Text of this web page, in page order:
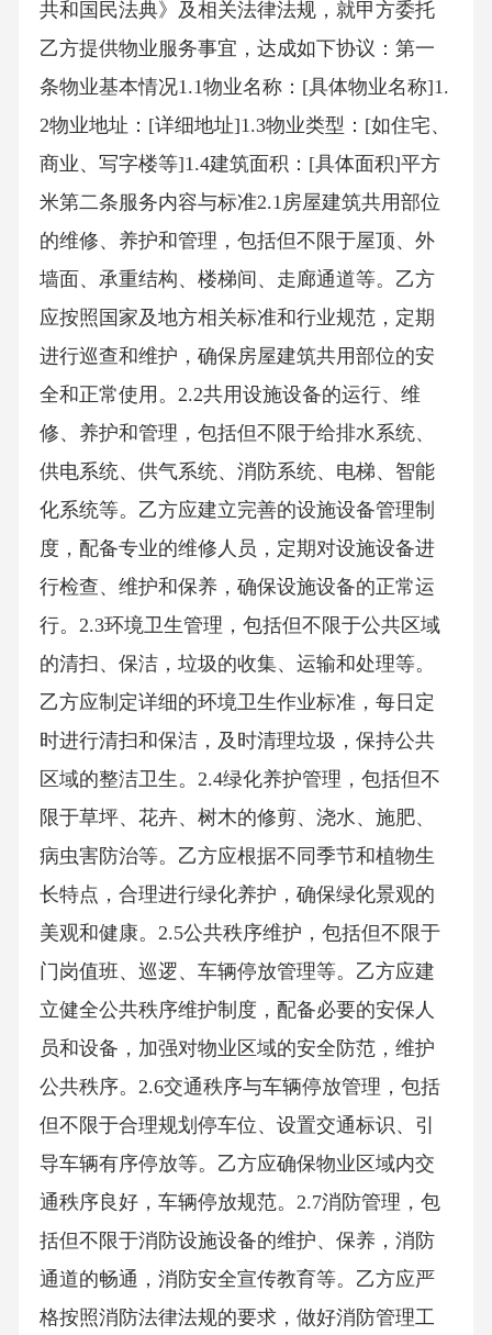
共和国民法典》及相关法律法规，就甲方委托
乙方提供物业服务事宜，达成如下协议：第一
条物业基本情况1.1物业名称：[具体物业名称]1.
2物业地址：[详细地址]1.3物业类型：[如住宅、
商业、写字楼等]1.4建筑面积：[具体面积]平方
米第二条服务内容与标准2.1房屋建筑共用部位
的维修、养护和管理，包括但不限于屋顶、外
墙面、承重结构、楼梯间、走廊通道等。乙方
应按照国家及地方相关标准和行业规范，定期
进行巡查和维护，确保房屋建筑共用部位的安
全和正常使用。2.2共用设施设备的运行、维
修、养护和管理，包括但不限于给排水系统、
供电系统、供气系统、消防系统、电梯、智能
化系统等。乙方应建立完善的设施设备管理制
度，配备专业的维修人员，定期对设施设备进
行检查、维护和保养，确保设施设备的正常运
行。2.3环境卫生管理，包括但不限于公共区域
的清扫、保洁，垃圾的收集、运输和处理等。
乙方应制定详细的环境卫生作业标准，每日定
时进行清扫和保洁，及时清理垃圾，保持公共
区域的整洁卫生。2.4绿化养护管理，包括但不
限于草坪、花卉、树木的修剪、浇水、施肥、
病虫害防治等。乙方应根据不同季节和植物生
长特点，合理进行绿化养护，确保绿化景观的
美观和健康。2.5公共秩序维护，包括但不限于
门岗值班、巡逻、车辆停放管理等。乙方应建
立健全公共秩序维护制度，配备必要的安保人
员和设备，加强对物业区域的安全防范，维护
公共秩序。2.6交通秩序与车辆停放管理，包括
但不限于合理规划停车位、设置交通标识、引
导车辆有序停放等。乙方应确保物业区域内交
通秩序良好，车辆停放规范。2.7消防管理，包
括但不限于消防设施设备的维护、保养，消防
通道的畅通，消防安全宣传教育等。乙方应严
格按照消防法律法规的要求，做好消防管理工